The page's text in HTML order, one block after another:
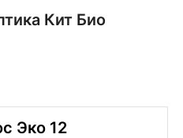
Кит Био
Эко 12